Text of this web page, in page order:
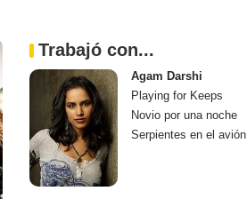
Trabajó con...
Agam Darshi
Playing for Keeps
Novio por una noche
Serpientes en el avión